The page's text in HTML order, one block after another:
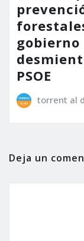
gobierno
PSOE
torrent al
Deja un